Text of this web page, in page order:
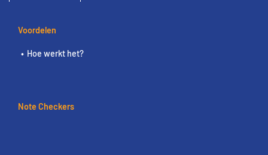
Voordelen
Hoe werkt het?
Note Checkers